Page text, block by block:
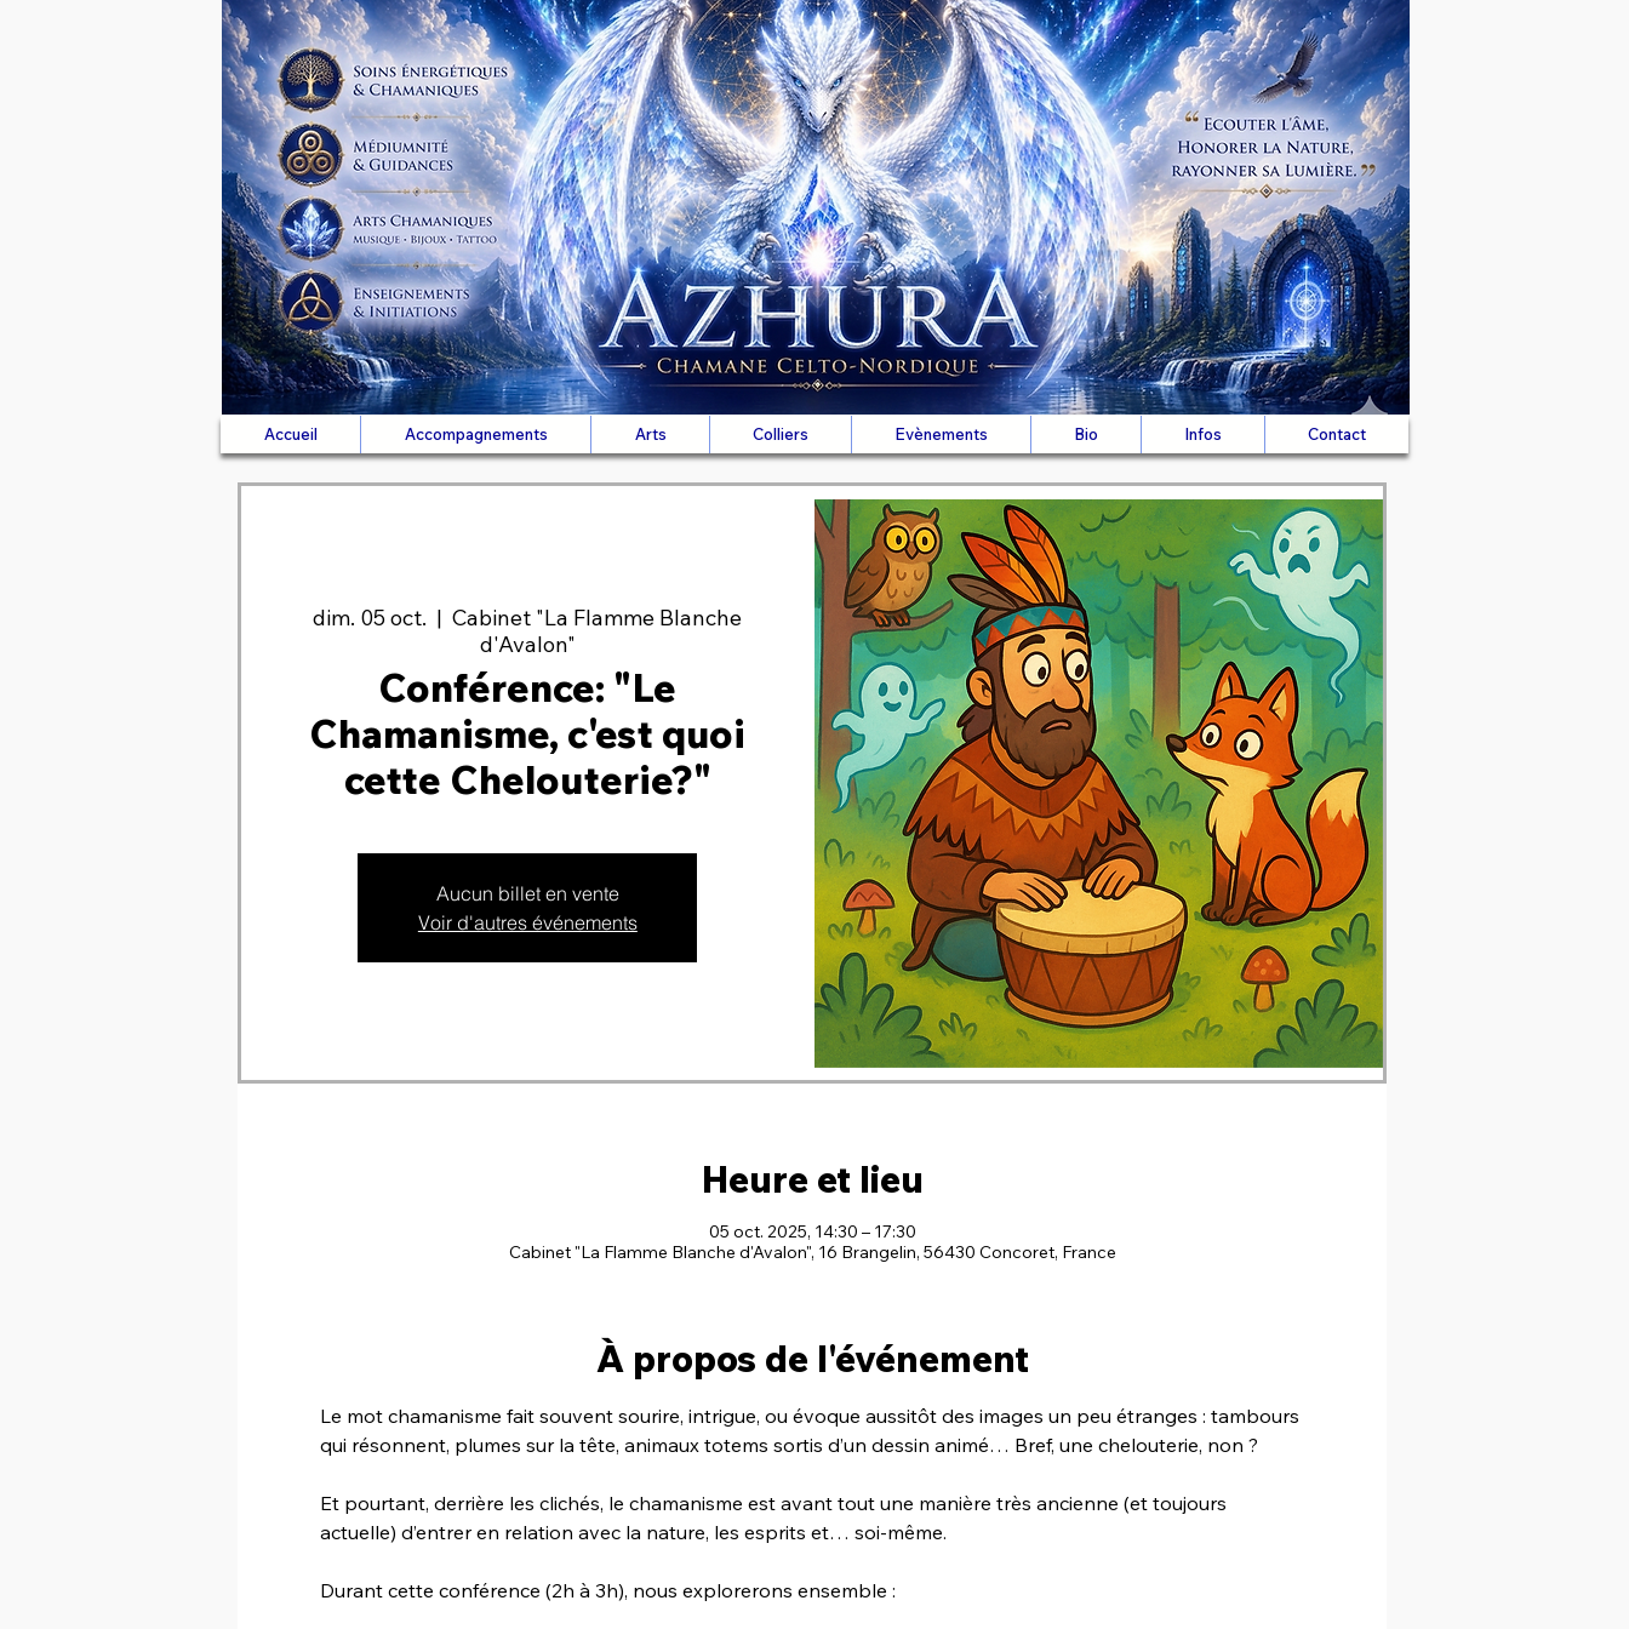
Accueil Accompagnements Arts Colliers Evènements Bio Infos Contact
dim. 05 oct.
  |
Cabinet "La Flamme Blanche
d'Avalon"
Conférence: "Le
Chamanisme, c'est quoi
cette Chelouterie?"
Aucun billet en vente
Voir d'autres événements
Heure et lieu
05 oct. 2025, 14:30 – 17:30
Cabinet "La Flamme Blanche d'Avalon", 16 Brangelin, 56430 Concoret, France
À propos de l'événement
Le mot chamanisme fait souvent sourire, intrigue, ou évoque aussitôt des images un peu étranges : tambours
qui résonnent, plumes sur la tête, animaux totems sortis d’un dessin animé… Bref, une chelouterie, non ?
Et pourtant, derrière les clichés, le chamanisme est avant tout une manière très ancienne (et toujours
actuelle) d’entrer en relation avec la nature, les esprits et… soi-même.
Durant cette conférence (2h à 3h), nous explorerons ensemble :